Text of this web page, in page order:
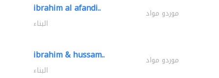
ibrahim al afandi.. موردو مواد
البناء
ibrahim & hussam.. موردو مواد
البناء